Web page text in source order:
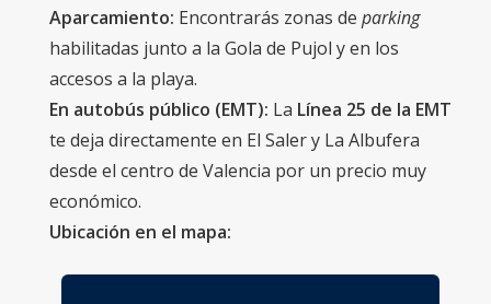
Aparcamiento: Encontrarás zonas de parking
habilitadas junto a la Gola de Pujol y en los
accesos a la playa.
En autobús público (EMT): La Línea 25 de la EMT
te deja directamente en El Saler y La Albufera
desde el centro de Valencia por un precio muy
económico.
Ubicación en el mapa: